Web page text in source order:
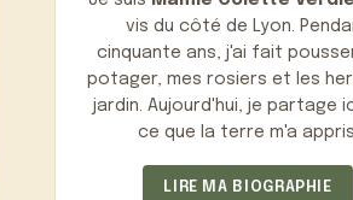
vis du côté de Lyon.
cinquante ans, j'ai fait
potager, mes rosiers et les
jardin. Aujourd'hui, je partage
ce que la terre m'a
LIRE MA BIOGRAPHIE